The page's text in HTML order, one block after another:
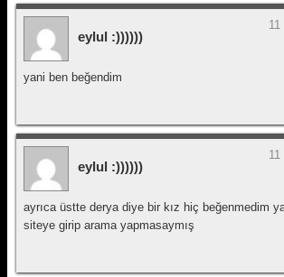
eylul :))))))
yani ben beğendim
eylul :))))))
ayrıca üstte derya diye bir kız hiç beğenmedim
siteye girip arama yapmasaymış